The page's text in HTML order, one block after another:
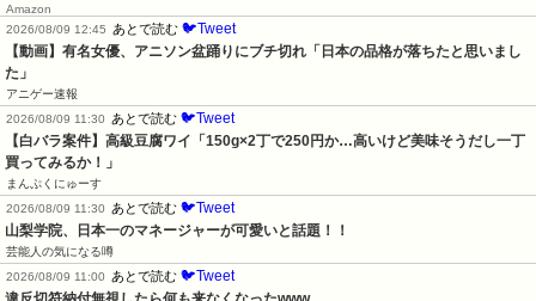
Amazon
2026/08/09 12:45
あとで読む 🐦Tweet
【動画】有名女優、アニソン盆踊りにブチ切れ「日本の品格が落ちたと思いまし
た」
アニゲー速報
2026/08/09 11:30
あとで読む 🐦Tweet
【白バラ案件】高級豆腐ワイ「150g×2丁で250円か…高いけど美味そうだし一丁
買ってみるか！」
まんぷくにゅーす
2026/08/09 11:30
あとで読む 🐦Tweet
山梨学院、日本一のマネージャーが可愛いと話題！！
芸能人の気になる噂
2026/08/09 11:00
あとで読む 🐦Tweet